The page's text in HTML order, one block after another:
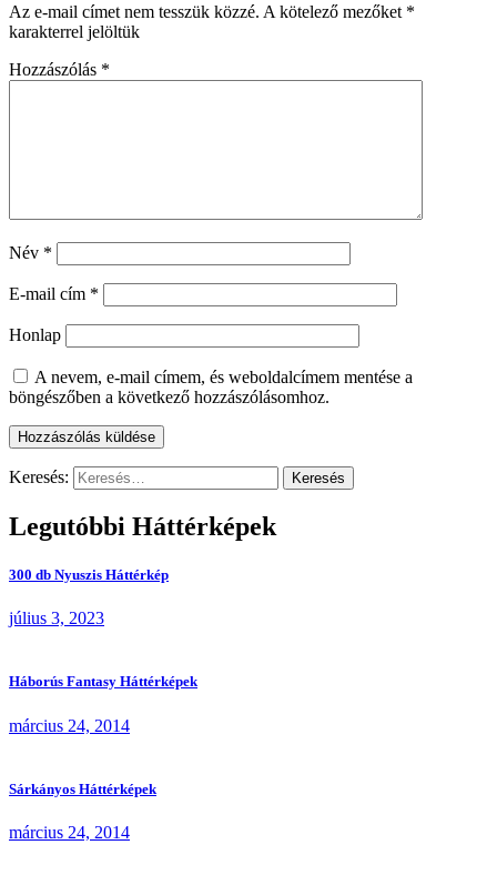
Az e-mail címet nem tesszük közzé. A kötelező mezőket *
karakterrel jelöltük
Hozzászólás *
Név *
E-mail cím *
Honlap
A nevem, e-mail címem, és weboldalcímem mentése a
böngészőben a következő hozzászólásomhoz.
Keresés:
Legutóbbi Háttérképek
300 db Nyuszis Háttérkép
július 3, 2023
Háborús Fantasy Háttérképek
március 24, 2014
Sárkányos Háttérképek
március 24, 2014